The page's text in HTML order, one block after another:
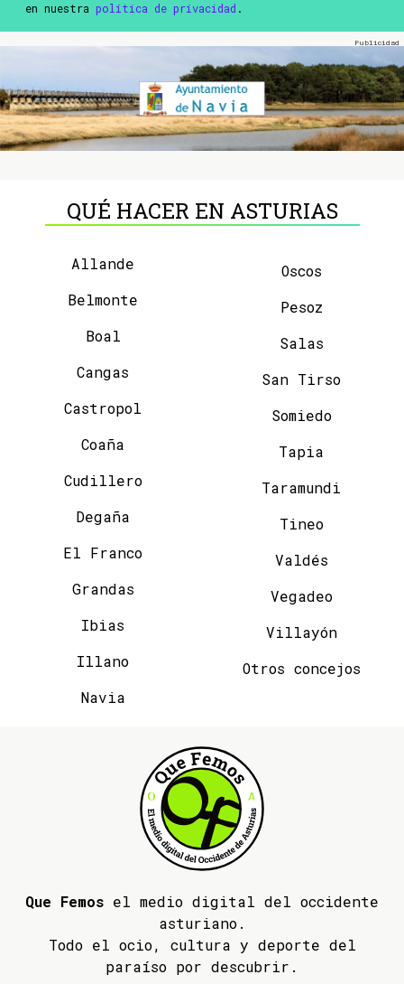
en nuestra política de privacidad .
QUÉ HACER EN ASTURIAS
Allande
Belmonte
Boal
Cangas
Castropol
Coaña
Cudillero
Degaña
El Franco
Grandas
Ibias
Illano
Navia
Oscos
Pesoz
Salas
San Tirso
Somiedo
Tapia
Taramundi
Tineo
Valdés
Vegadeo
Villayón
Otros concejos
Que Femos el medio digital del occidente
asturiano.
Todo el ocio, cultura y deporte del
paraíso por descubrir.